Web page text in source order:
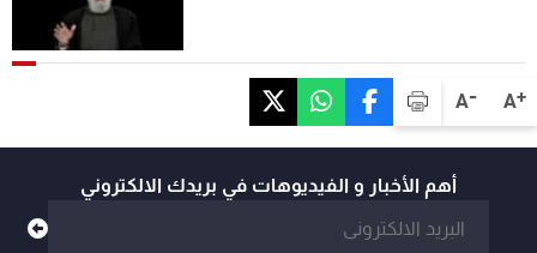
A+
A-
أهم الأخبار و الفيديوهات في بريدك الالكتروني